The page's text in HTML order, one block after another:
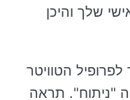
שלך והיכן
הטוויטר
"ניתוח". תראה